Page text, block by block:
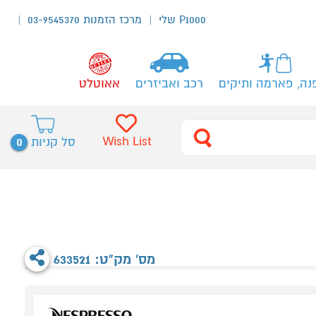
P1000 שלי מרכז הזמנות 03-9545370
פארמה ותיקים רכב ואביזרים אאוטלט
סל קניות 0 Wish List
מס' מק"ט: 633521